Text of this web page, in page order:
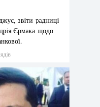
звіти радниці
Єрмака щодо